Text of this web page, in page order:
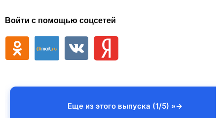
Войти с помощью соцсетей
Еще из этого выпуска (1/5) »